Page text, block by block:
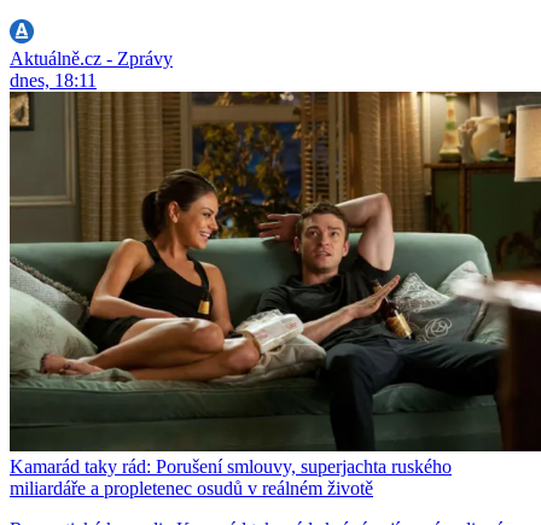
Aktuálně.cz - Zprávy
dnes, 18:11
Kamarád taky rád: Porušení smlouvy, superjachta ruského
miliardáře a propletenec osudů v reálném životě